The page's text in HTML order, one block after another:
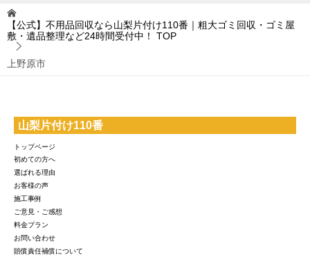
【公式】不用品回収なら山梨片付け110番｜粗大ゴミ回収・ゴミ屋
敷・遺品整理など24時間受付中！
TOP
上野原市
山梨片付け110番
トップページ
初めての方へ
選ばれる理由
お客様の声
施工事例
ご意見・ご感想
料金プラン
お問い合わせ
賠償責任補償について